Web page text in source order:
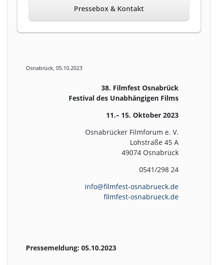
Pressebox & Kontakt
Osnabrück, 05.10.2023
38. Filmfest Osnabrück
Festival des Unabhängigen Films
11.– 15. Oktober 2023
Osnabrücker Filmforum e. V.
Lohstraße 45 A
49074 Osnabrück
0541/298 24
info@filmfest-osnabrueck.de
filmfest-osnabrueck.de
Pressemeldung: 05.10.2023